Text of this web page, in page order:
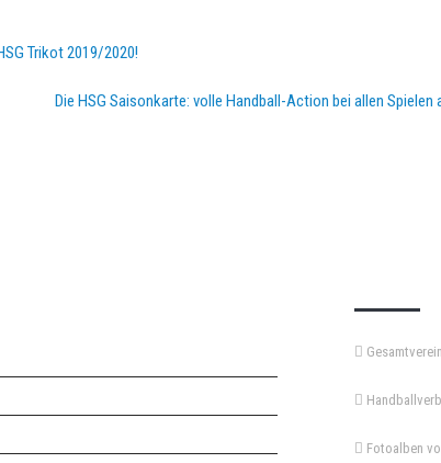
Trikot 2019/2020!
Die HSG Saisonkarte: volle Handball-Action bei allen Spielen
Fotoalben